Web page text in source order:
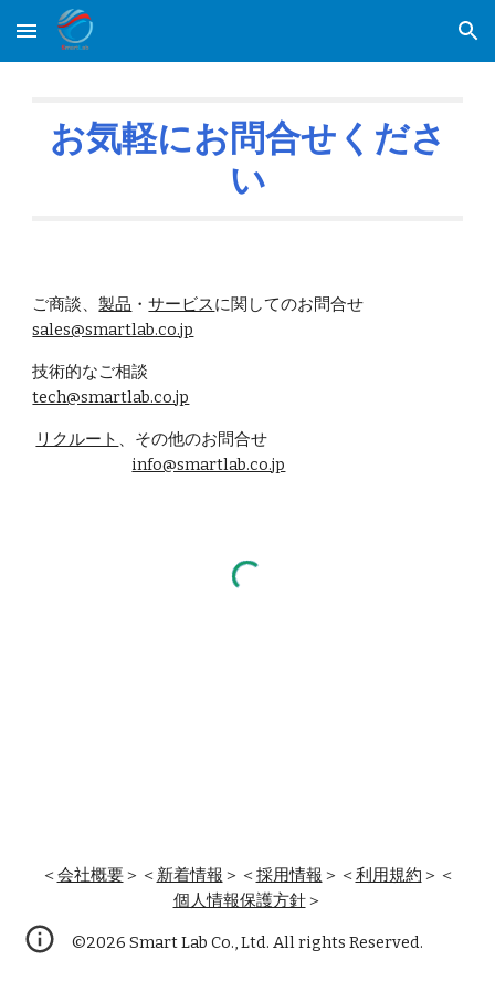
Skip to main content Skip to navigation
お気軽にお問合せくださ
い
ご商談、製品 ・サービスに関してのお問合せ
sales@smartlab.co.jp
技術的なご相談
tech@smartlab.co.jp
リクルート 、その他のお問合せ
info@smartlab.co.jp
＜会社概要＞＜ 新着情報 ＞＜採用情報 ＞＜利用規約 ＞＜
個人情報保護方針＞
©2026 Smart Lab Co., Ltd. All rights Reserved.